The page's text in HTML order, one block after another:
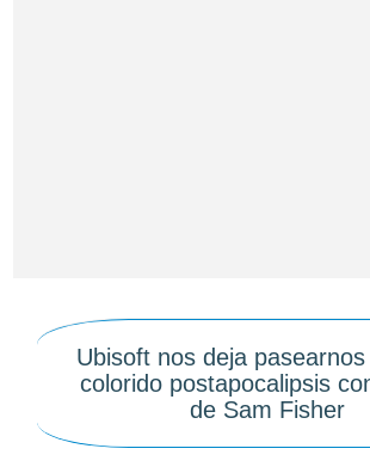
Ubisoft nos deja
colorido postapocalipsis
de Sam Fisher